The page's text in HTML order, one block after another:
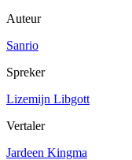
Auteur
Sanrio
Spreker
Lizemijn Libgott
Vertaler
Jardeen Kingma